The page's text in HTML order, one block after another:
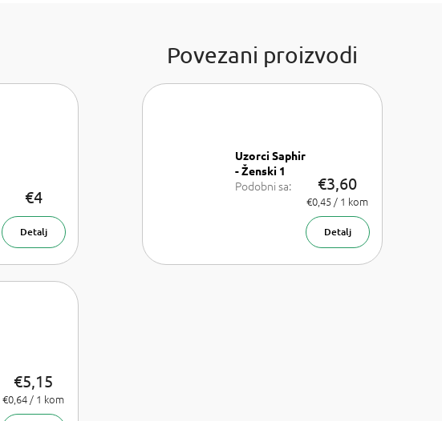
Povezani proizvodi
€4
Detalj
Uzorci Saphir
- Ženski 1
Podobni sa:
Armani Acqua
€3,60
Izmjeri
cijenu:
€0,45 / 1 kom
Detalj
€5,15
Izmjeri
cijenu:
€0,64 / 1 kom